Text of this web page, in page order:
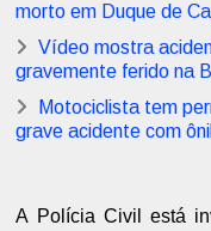
morto em Duque de
Vídeo mostra
gravemente ferido na
Motociclista tem
grave acidente com
A Polícia Civil está